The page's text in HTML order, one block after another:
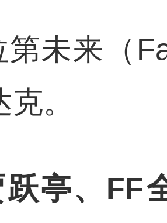
未来（
。
亭、 FF